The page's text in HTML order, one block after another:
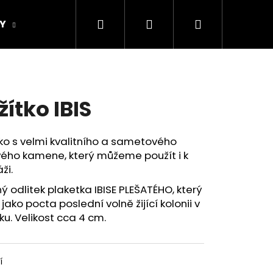
ORIGINAL DESIGN Obchodní podmínky
Hledat PřihlášeníNákupní
IBIS
s velmi kvalitního a sametového
kamene, který můžeme použít i k
odlitek plaketka IBISE PLEŠATÉHO, který
jako pocta poslední volně žijící kolonii v
Velikost cca 4 cm.